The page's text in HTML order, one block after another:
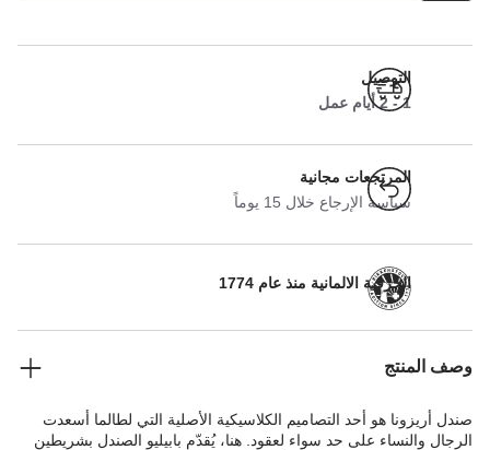
التوصيل
1 - 2 أيام عمل
المرتجعات مجانية
سياسة الإرجاع خلال 15 يوماً
الحرفية الالمانية منذ عام 1774
وصف المنتج
صندل أريزونا هو أحد التصاميم الكلاسيكية الأصلية التي لطالما أسعدت
الرجال والنساء على حد سواء لعقود. هنا، يُقدّم بابيليو الصندل بشريطين